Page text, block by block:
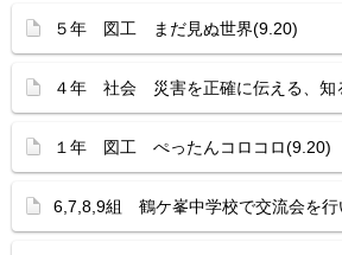
５年 図工 まだ見ぬ世界(9.20)
４年 社会 災害を正確に伝える、知
１年 図工 ぺったんコロコロ(9.20)
6,7,8,9組 鶴ケ峯中学校で交流会を行